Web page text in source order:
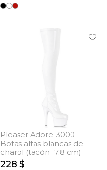
Pleaser Adore-3000 –
Botas altas blancas de
charol (tacón 17.8 cm)
228 $